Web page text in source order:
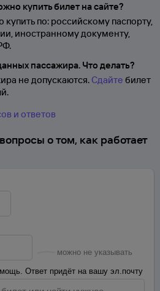
купить билет на сайте?
по: российскому паспорту,
иностранному документу,
пассажира. Что делать?
не допускаются. Сдайте билет
и ответов
о том, как работает
можно не указывать
Ответ придёт на вашу эл.почту